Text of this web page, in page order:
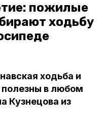
пожилые
ходьбу
ходьба и
в любом
Кузнецова из